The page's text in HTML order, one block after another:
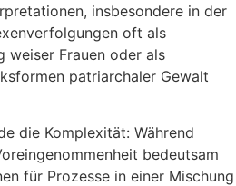
insbesondere in der
oft als
weiser Frauen oder als
patriarchaler Gewalt
die Komplexität: Während
bedeutsam
für Prozesse in einer Mischung